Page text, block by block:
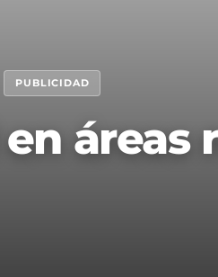
PUBLICIDAD
áreas